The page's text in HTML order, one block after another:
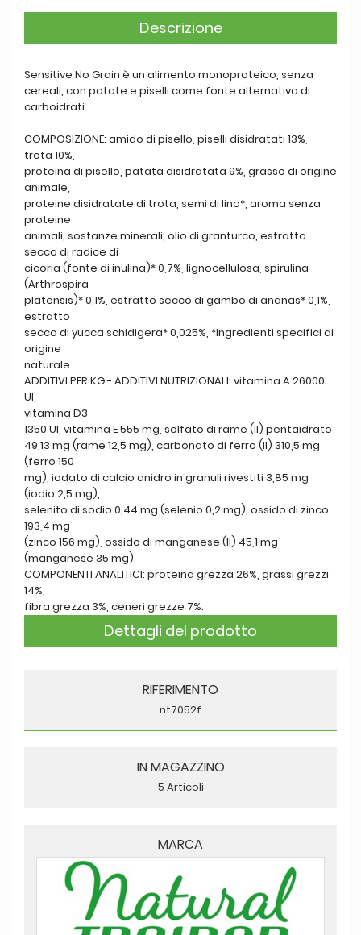
Descrizione
Sensitive No Grain è un alimento monoproteico, senza
cereali, con patate e piselli come fonte alternativa di
carboidrati.
COMPOSIZIONE: amido di pisello, piselli disidratati 13%,
trota 10%,
proteina di pisello, patata disidratata 9%, grasso di origine
animale,
proteine disidratate di trota, semi di lino*, aroma senza
proteine
animali, sostanze minerali, olio di granturco, estratto
secco di radice di
cicoria (fonte di inulina)* 0,7%, lignocellulosa, spirulina
(Arthrospira
platensis)* 0,1%, estratto secco di gambo di ananas* 0,1%,
estratto
secco di yucca schidigera* 0,025%, *Ingredienti specifici di
origine
naturale.
ADDITIVI PER KG - ADDITIVI NUTRIZIONALI: vitamina A 26000
UI,
vitamina D3
1350 UI, vitamina E 555 mg, solfato di rame (II) pentaidrato
49,13 mg (rame 12,5 mg), carbonato di ferro (II) 310,5 mg
(ferro 150
mg), iodato di calcio anidro in granuli rivestiti 3,85 mg
(iodio 2,5 mg),
selenito di sodio 0,44 mg (selenio 0,2 mg), ossido di zinco
193,4 mg
(zinco 156 mg), ossido di manganese (II) 45,1 mg
(manganese 35 mg).
COMPONENTI ANALITICI: proteina grezza 26%, grassi grezzi
14%,
fibra grezza 3%, ceneri grezze 7%.
Dettagli del prodotto
RIFERIMENTO
nt7052f
IN MAGAZZINO
5 Articoli
MARCA